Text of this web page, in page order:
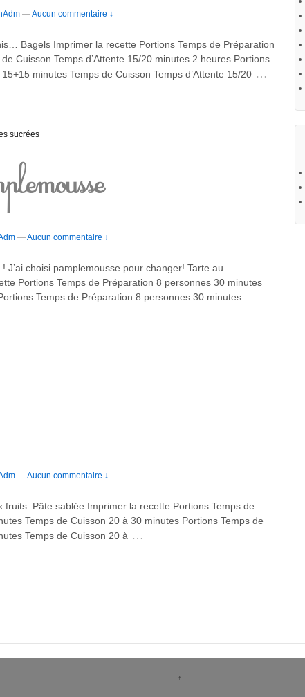
—Aucun commentaire ↓
Bagels Imprimer la recette Portions Temps de Préparation
Cuisson Temps d’Attente 15/20 minutes 2 heures Portions
minutes Temps de Cuisson Temps d’Attente 15/20 …
sucrées
—Aucun commentaire ↓
J’ai choisi pamplemousse pour changer! Tarte au
Portions Temps de Préparation 8 personnes 30 minutes
Temps de Préparation 8 personnes 30 minutes
—Aucun commentaire ↓
fruits. Pâte sablée Imprimer la recette Portions Temps de
Temps de Cuisson 20 à 30 minutes Portions Temps de
Temps de Cuisson 20 à …
↑